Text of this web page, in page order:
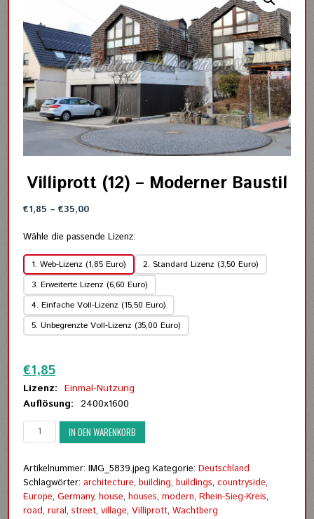
Villiprott (12) – Moderner Baustil
€1,85 –€35,00Preisspanne:
bis
€35,00
Wähle die passende Lizenz:
1. Web-Lizenz (1,85 Euro)
2. Standard Lizenz (3,50 Euro)
3. Erweiterte Lizenz (6,60 Euro)
4. Einfache Voll-Lizenz (15,50 Euro)
5. Unbegrenzte Voll-Lizenz (35,00 Euro)
€1,85
Lizenz: Einmal-Nutzung
Auflösung: 2400x1600
Villiprott
(12)
Moderner
Baustil
Menge
IN DEN WARENKORB
Artikelnummer:IMG_5839.jpeg Kategorie:Deutschland
Schlagwörter:architecture,building,buildings,countryside,
Europe,Germany,house,houses,modern,Rhein-Sieg-Kreis,
road,rural,street,village,Villiprott,Wachtberg